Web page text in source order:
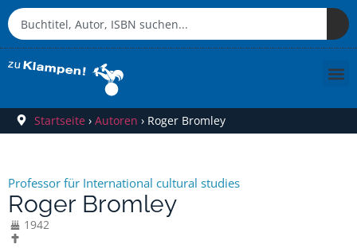
Startseite › Autoren › Roger Bromley
Professor für International cultural studies
Roger Bromley
1942